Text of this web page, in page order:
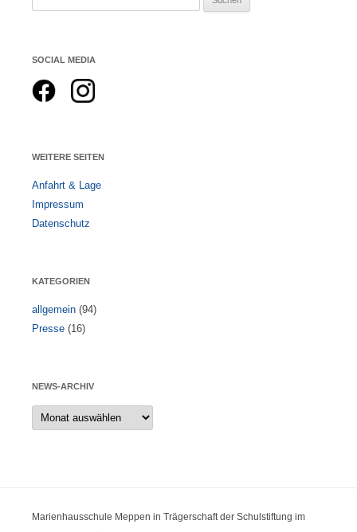
nach:
SOCIAL MEDIA
WEITERE SEITEN
Anfahrt & Lage
Impressum
Datenschutz
KATEGORIEN
allgemein (94)
Presse (16)
NEWS-ARCHIV
News-
Archiv
Marienhausschule Meppen in Trägerschaft der Schulstiftung im